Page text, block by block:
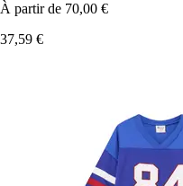
À partir de 70,00 €
37,59 €